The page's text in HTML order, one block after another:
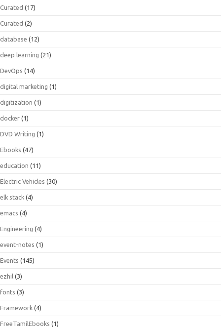
Curated (17)
Curated (2)
database (12)
deep learning (21)
DevOps (14)
digital marketing (1)
digitization (1)
docker (1)
DVD Writing (1)
Ebooks (47)
education (11)
Electric Vehicles (30)
elk stack (4)
emacs (4)
Engineering (4)
event-notes (1)
Events (145)
ezhil (3)
fonts (3)
Framework (4)
FreeTamilEbooks (1)